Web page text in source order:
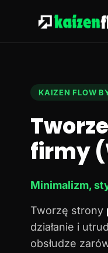
KAIZEN FLOW
firmy
Minimalizm,
Tworzę strony
działanie i
obsłudze